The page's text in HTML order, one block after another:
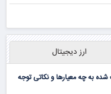
ارز دیجیتال
به چه معیارها و نکاتی توجه